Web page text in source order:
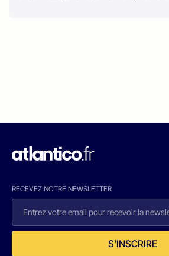
RECEVEZ NOTRE NEWSLETTER
S'INSCRIRE